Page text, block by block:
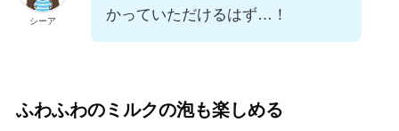
シーア
かっていただけるはず…！
ふわふわのミルクの泡も楽しめる